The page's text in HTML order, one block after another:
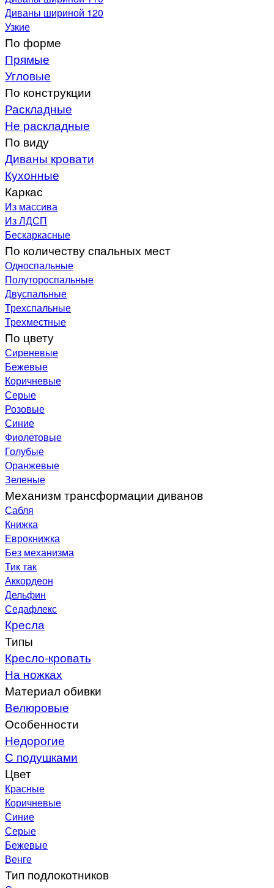
Диваны шириной 120
Узкие
По форме
Прямые
Угловые
По конструкции
Раскладные
Не раскладные
По виду
Диваны кровати
Кухонные
Каркас
Из массива
Из ЛДСП
Бескаркасные
По количеству спальных мест
Односпальные
Полутороспальные
Двуспальные
Трехспальные
Трехместные
По цвету
Сиреневые
Бежевые
Коричневые
Серые
Розовые
Синие
Фиолетовые
Голубые
Оранжевые
Зеленые
Механизм трансформации диванов
Сабля
Книжка
Еврокнижка
Без механизма
Тик так
Аккордеон
Дельфин
Седафлекс
Кресла
Типы
Кресло-кровать
На ножках
Материал обивки
Велюровые
Особенности
Недорогие
С подушками
Цвет
Красные
Коричневые
Синие
Серые
Бежевые
Венге
Тип подлокотников